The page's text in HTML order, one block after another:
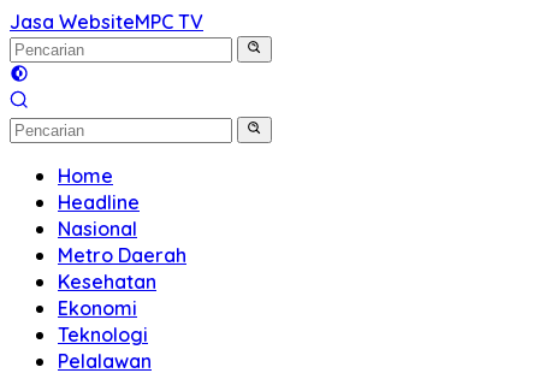
Jasa WebsiteMPC TV
Home
Headline
Nasional
Metro Daerah
Kesehatan
Ekonomi
Teknologi
Pelalawan